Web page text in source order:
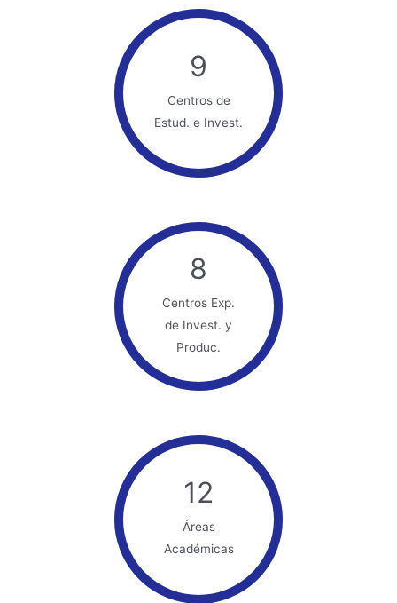
9
Centros de
Estud. e Invest.
8
Centros Exp.
de Invest. y
Produc.
12
Áreas
Académicas